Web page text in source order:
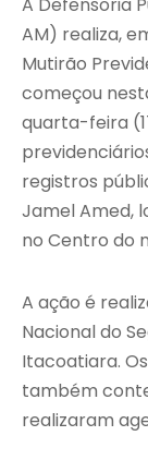
A Defensoria
AM) realiza,
Mutirão
começou
quarta-feira
registros
Jamel Amed,
no Centro do
A ação é
Nacional do
Itacoatiara.
também
realizaram